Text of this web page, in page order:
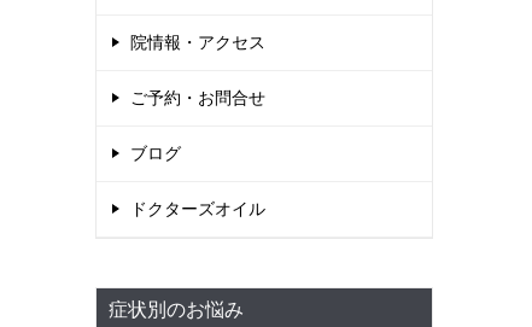
院情報・アクセス
ご予約・お問合せ
ブログ
ドクターズオイル
症状別のお悩み